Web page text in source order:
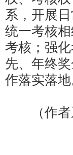
系，开展
统一考核
考核；强
先、年终
作落实落地
（作者系